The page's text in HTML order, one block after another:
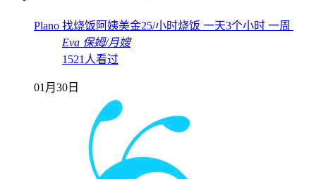
Plano 找烧饭阿姨美金25/小时烧饭 一天3个小时 一周
Eva 保姆/月嫂
1521人看过
01月30日